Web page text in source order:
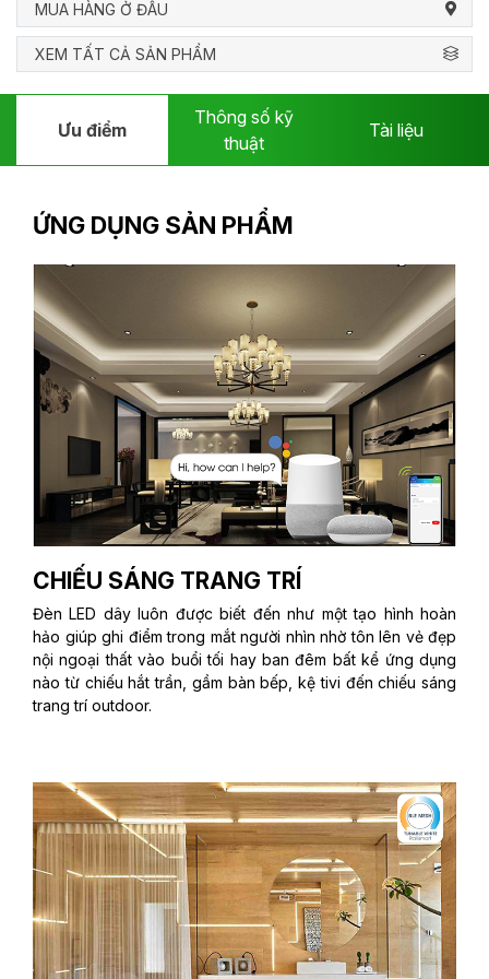
MUA HÀNG Ở ĐÂU
XEM TẤT CẢ SẢN PHẨM
Ưu điểm
Thông số kỹ
thuật
Tài liệu
ỨNG DỤNG SẢN PHẨM
CHIẾU SÁNG TRANG TRÍ
Đèn LED dây luôn được biết đến như một tạo hình hoàn
hảo giúp ghi điểm trong mắt người nhìn nhờ tôn lên vẻ đẹp
nội ngoại thất vào buổi tối hay ban đêm bất kể ứng dụng
nào từ chiếu hắt trần, gầm bàn bếp, kệ tivi đến chiếu sáng
trang trí outdoor.